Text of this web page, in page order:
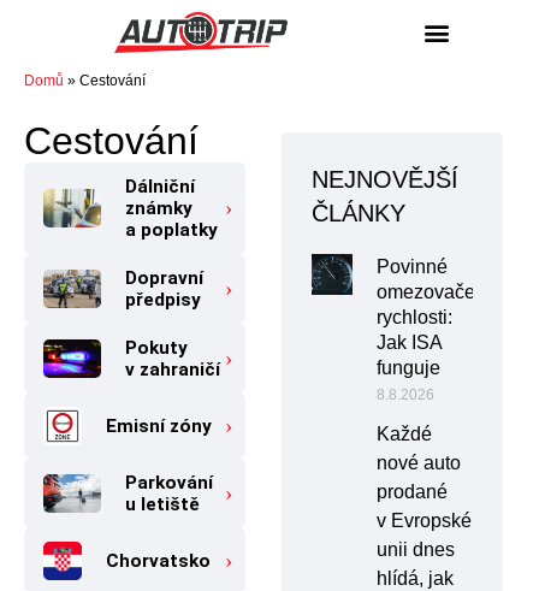
Domů » Cestování
Cestování
Dálniční
známky
a poplatky
Dopravní
předpisy
Pokuty
v zahraničí
Emisní zóny
Parkování
u letiště
Chorvatsko
NEJNOVĚJŠÍ
ČLÁNKY
Povinné
omezovače
rychlosti:
Jak ISA
funguje
8.8.2026
Každé
nové auto
prodané
v Evropské
unii dnes
hlídá, jak